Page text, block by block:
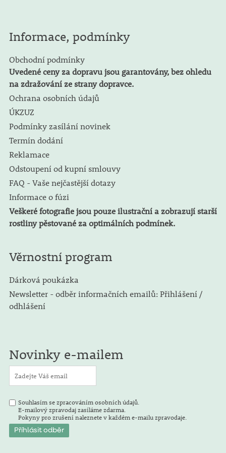
Informace, podmínky
Obchodní podmínky
Uvedené ceny za dopravu jsou garantovány, bez ohledu
na zdražování ze strany dopravce.
Ochrana osobních údajů
ÚKZUZ
Podmínky zasílání novinek
Termín dodání
Reklamace
Odstoupení od kupní smlouvy
FAQ - Vaše nejčastější dotazy
Informace o fúzi
Veškeré fotografie jsou pouze ilustrační a zobrazují starší
rostliny pěstované za optimálních podmínek.
Věrnostní program
Dárková poukázka
Newsletter - odběr informačních emailů: Přihlášení /
odhlášení
Novinky e-mailem
Souhlasím se zpracováním osobních údajů.
E-mailový zpravodaj zasíláme zdarma.
Pokyny pro zrušení naleznete v každém e-mailu zpravodaje.